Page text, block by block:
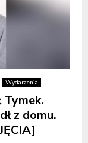
Wydarzenia
z domu.